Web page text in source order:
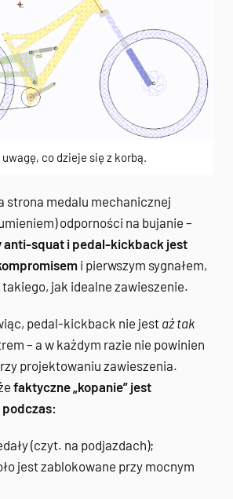
co dzieje się z korbą.
strona medalu mechanicznej
odporności na bujanie –
anti-squat i pedal-kickback jest
i pierwszym sygnałem,
jak idealne zawieszenie.
pedal-kickback nie jest aż tak
– a w każdym razie nie powinien
projektowaniu zawieszenia.
faktyczne „kopanie” jest
(czyt. na podjazdach);
jest zablokowane przy mocnym